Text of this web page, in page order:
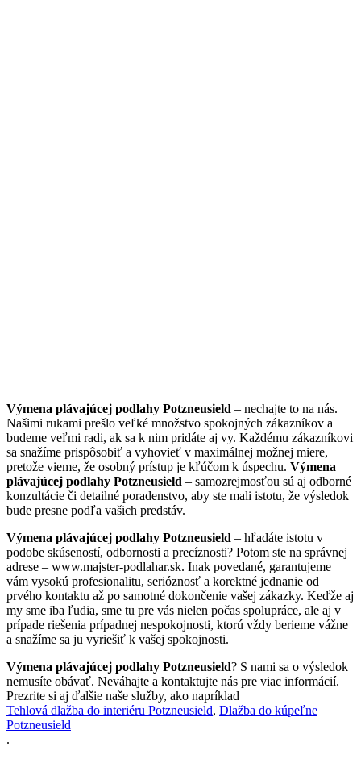
Výmena plávajúcej podlahy Potzneusield – nechajte to na nás.
Našimi rukami prešlo veľké množstvo spokojných zákazníkov a
budeme veľmi radi, ak sa k nim pridáte aj vy. Každému zákazníkovi
sa snažíme prispôsobiť a vyhovieť v maximálnej možnej miere,
pretože vieme, že osobný prístup je kľúčom k úspechu. Výmena
plávajúcej podlahy Potzneusield – samozrejmosťou sú aj odborné
konzultácie či detailné poradenstvo, aby ste mali istotu, že výsledok
bude presne podľa vašich predstáv.
Výmena plávajúcej podlahy Potzneusield – hľadáte istotu v
podobe skúseností, odbornosti a precíznosti? Potom ste na správnej
adrese – www.majster-podlahar.sk. Inak povedané, garantujeme
vám vysokú profesionalitu, serióznosť a korektné jednanie od
prvého kontaktu až po samotné dokončenie vašej zákazky. Keďže aj
my sme iba ľudia, sme tu pre vás nielen počas spolupráce, ale aj v
prípade riešenia prípadnej nespokojnosti, ktorú vždy berieme vážne
a snažíme sa ju vyriešiť k vašej spokojnosti.
Výmena plávajúcej podlahy Potzneusield? S nami sa o výsledok
nemusíte obávať. Neváhajte a kontaktujte nás pre viac informácií.
Prezrite si aj ďalšie naše služby, ako napríklad
Tehlová dlažba do interiéru Potzneusield, Dlažba do kúpeľne
Potzneusield
.